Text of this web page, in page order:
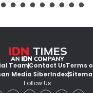
TeamContact UsTerms
Media SiberIndex
Follow Us